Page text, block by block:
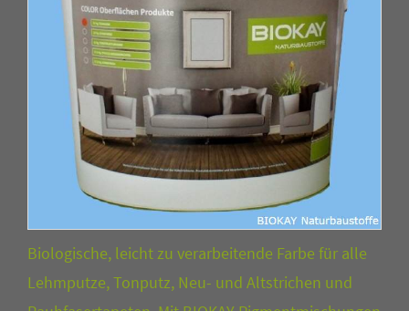
Biologische, leicht zu verarbeitende Farbe für alle
Lehmputze, Tonputz, Neu- und Altstrichen und